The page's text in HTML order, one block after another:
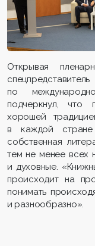
Открывая
по
подчеркнул, что
хорошей
в каждой стране
собственная
тем не менее всех
и духовные.
происходит на
понимать
и разнообразно».